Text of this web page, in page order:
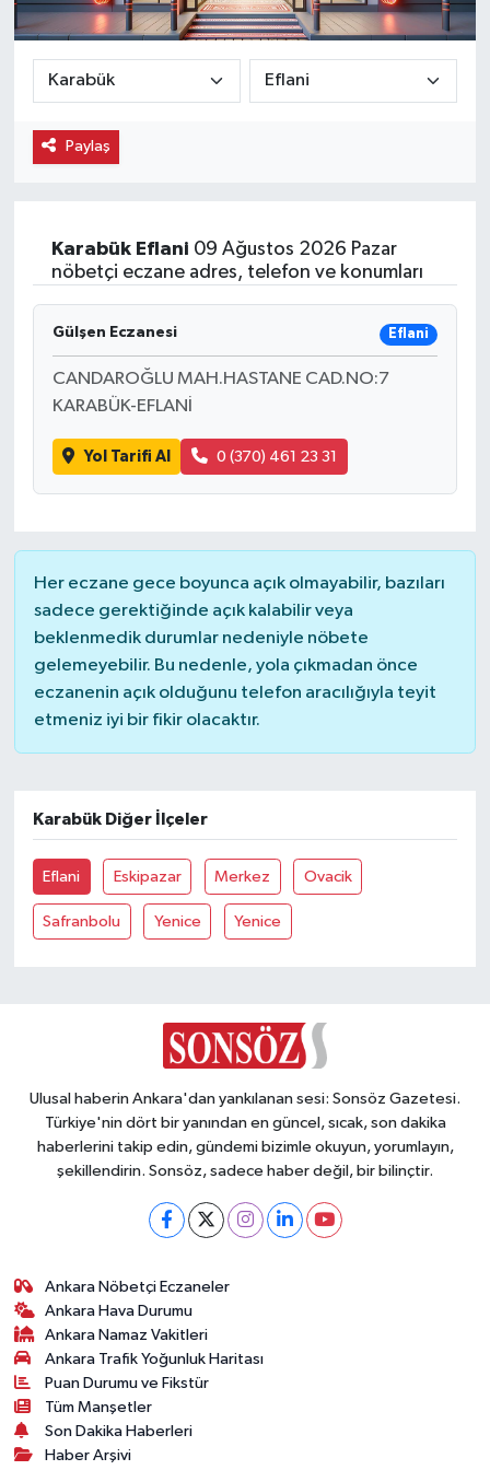
Paylaş
Karabük Eflani 09 Ağustos 2026 Pazar
nöbetçi eczane adres, telefon ve konumları
Gülşen Eczanesi Eflani
CANDAROĞLU MAH.HASTANE CAD.NO:7
KARABÜK-EFLANİ
Yol Tarifi Al 0 (370) 461 23 31
Her eczane gece boyunca açık olmayabilir, bazıları
sadece gerektiğinde açık kalabilir veya
beklenmedik durumlar nedeniyle nöbete
gelemeyebilir. Bu nedenle, yola çıkmadan önce
eczanenin açık olduğunu telefon aracılığıyla teyit
etmeniz iyi bir fikir olacaktır.
Karabük Diğer İlçeler
Eflani Eskipazar Merkez Ovacik
Safranbolu Yenice Yenice
Ulusal haberin Ankara'dan yankılanan sesi: Sonsöz Gazetesi.
Türkiye'nin dört bir yanından en güncel, sıcak, son dakika
haberlerini takip edin, gündemi bizimle okuyun, yorumlayın,
şekillendirin. Sonsöz, sadece haber değil, bir bilinçtir.
Ankara Nöbetçi Eczaneler
Ankara Hava Durumu
Ankara Namaz Vakitleri
Ankara Trafik Yoğunluk Haritası
Puan Durumu ve Fikstür
Tüm Manşetler
Son Dakika Haberleri
Haber Arşivi
Ekonomi
Emlak
Gurme
İlçe Haberleri
Resmi İlanlar
Sokak Hayvanlarını Sahiplendirme
Sonsöz Özel
Spor